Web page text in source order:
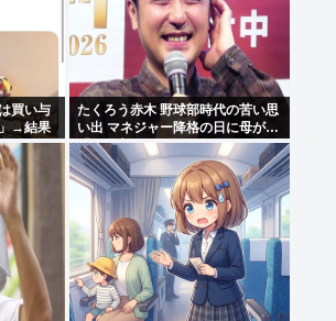
買い与
→結果
たくろう赤木 野球部時代の苦い思
い出 マネジャー降格の日に母が…
「何も言えなくて」